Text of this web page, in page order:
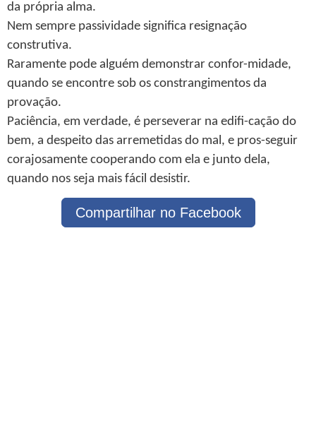
da própria alma.
Nem sempre passividade significa resignação
construtiva.
Raramente pode alguém demonstrar confor-midade,
quando se encontre sob os constrangimentos da
provação.
Paciência, em verdade, é perseverar na edifi-cação do
bem, a despeito das arremetidas do mal, e pros-seguir
corajosamente cooperando com ela e junto dela,
quando nos seja mais fácil desistir.
Compartilhar no Facebook